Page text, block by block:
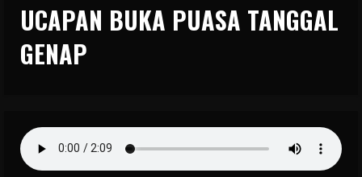
UCAPAN BUKA PUASA TANGGAL
GENAP